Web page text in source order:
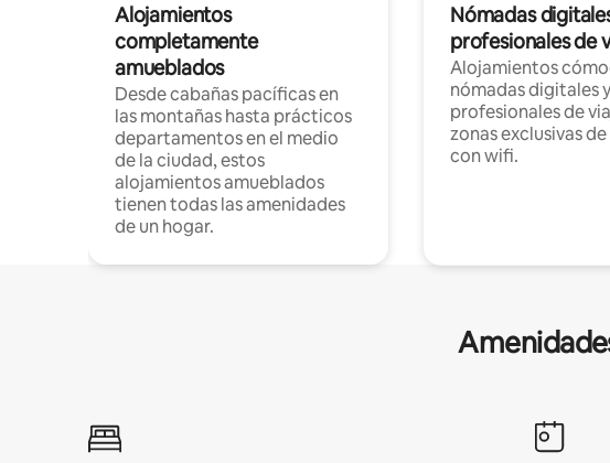
Alojamientos
completamente
amueblados
Desde cabañas pacíficas en
las montañas hasta prácticos
departamentos en el medio
de la ciudad, estos
alojamientos amueblados
tienen todas las amenidades
de un hogar.
Nómadas
profesionales de
Alojamientos
nómadas digitales y
profesionales de
zonas exclusivas
con wifi.